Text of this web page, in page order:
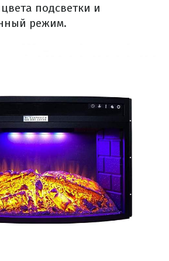
подсветки и
режим.